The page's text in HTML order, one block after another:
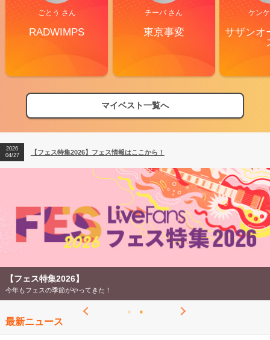
ごとう さん
RADWIMPS
チーバ さん
東京事変
ケン
サザンオ
マイベスト一覧へ
【フェス特集2026】フェス情報はここから！
【ライブ動員ランキング】2026年上半期編発表！
2026
04/27
【フェス特集2026】フェス情報はここから！
2026
【ライブ動員ランキング】2026年上半期編発表！
【フェス特集2026】
今年もフェスの季節がやってきた！
最新ニュース